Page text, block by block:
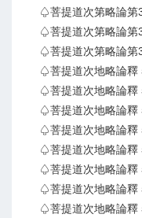
♤菩提道次第略論第
♤菩提道次第略論第
♤菩提道次第略論第
♤菩提道次地略論釋
♤菩提道次地略論釋
♤菩提道次地略論釋
♤菩提道次地略論釋
♤菩提道次地略論釋
♤菩提道次地略論釋
♤菩提道次地略論釋
♤菩提道次地略論釋